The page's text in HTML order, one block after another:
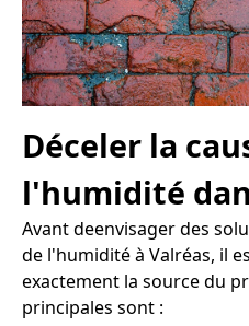
Déceler la
l'humidité
Avant deenvisager des
de l'humidité à Valréas, il
exactement la source du
principales sont :